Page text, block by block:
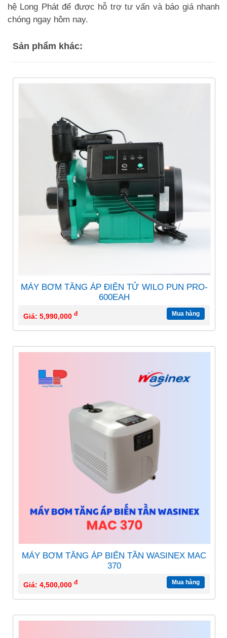
hệ Long Phát để được hỗ trợ tư vấn và báo giá nhanh
chóng ngay hôm nay.
Sản phẩm khác:
MÁY BƠM TĂNG ÁP ĐIỆN TỬ WILO PUN PRO-
600EAH
Giá: 5,990,000 đ Mua hàng
MÁY BƠM TĂNG ÁP BIẾN TẦN WASINEX MAC
370
Giá: 4,500,000 đ Mua hàng